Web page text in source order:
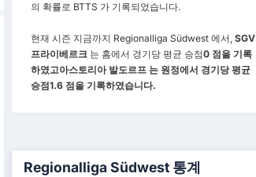
의 확률로 BTTS 가 기록되었습니다.
현재 시즌 지금까지 Regionalliga Südwest 에서, SGV
프라이베르크는 홈에서 경기당 평균 승점0 점을 기록
하였고아스토리아 발도르프 는 원정에서 경기당 평균
승점1.6 점을 기록하였습니다.
Regionalliga Südwest 통계